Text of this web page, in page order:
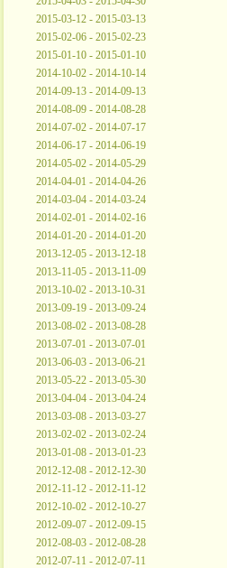
2015-03-12 - 2015-03-13
2015-02-06 - 2015-02-23
2015-01-10 - 2015-01-10
2014-10-02 - 2014-10-14
2014-09-13 - 2014-09-13
2014-08-09 - 2014-08-28
2014-07-02 - 2014-07-17
2014-06-17 - 2014-06-19
2014-05-02 - 2014-05-29
2014-04-01 - 2014-04-26
2014-03-04 - 2014-03-24
2014-02-01 - 2014-02-16
2014-01-20 - 2014-01-20
2013-12-05 - 2013-12-18
2013-11-05 - 2013-11-09
2013-10-02 - 2013-10-31
2013-09-19 - 2013-09-24
2013-08-02 - 2013-08-28
2013-07-01 - 2013-07-01
2013-06-03 - 2013-06-21
2013-05-22 - 2013-05-30
2013-04-04 - 2013-04-24
2013-03-08 - 2013-03-27
2013-02-02 - 2013-02-24
2013-01-08 - 2013-01-23
2012-12-08 - 2012-12-30
2012-11-12 - 2012-11-12
2012-10-02 - 2012-10-27
2012-09-07 - 2012-09-15
2012-08-03 - 2012-08-28
2012-07-11 - 2012-07-11